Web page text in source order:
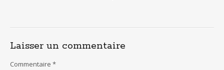
Laisser un commentaire
Commentaire *